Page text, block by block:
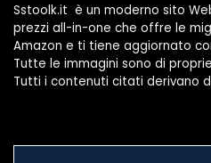
Sstoolk.it è un moderno sito
prezzi all-in-one che offre le
Amazon e ti tiene aggiornato
Tutte le immagini sono di
Tutti i contenuti citati derivano